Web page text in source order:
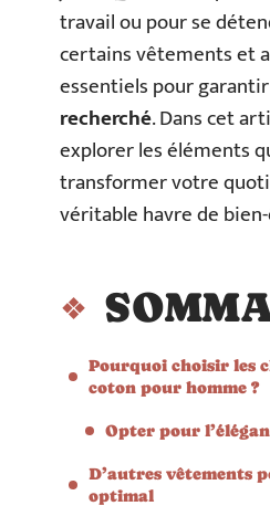
travail ou pour se
certains vêtements et
essentiels pour
recherché. Dans cet
explorer les éléments
transformer votre
véritable havre de
Pourquoi choisir les
coton pour homme ?
Opter pour
D’autres vêtements
optimal